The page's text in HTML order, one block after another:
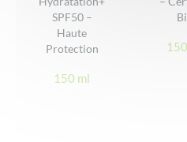
> Découvrir
DONNER
rouger
SPF50 –
Haute
Protection
150 ml